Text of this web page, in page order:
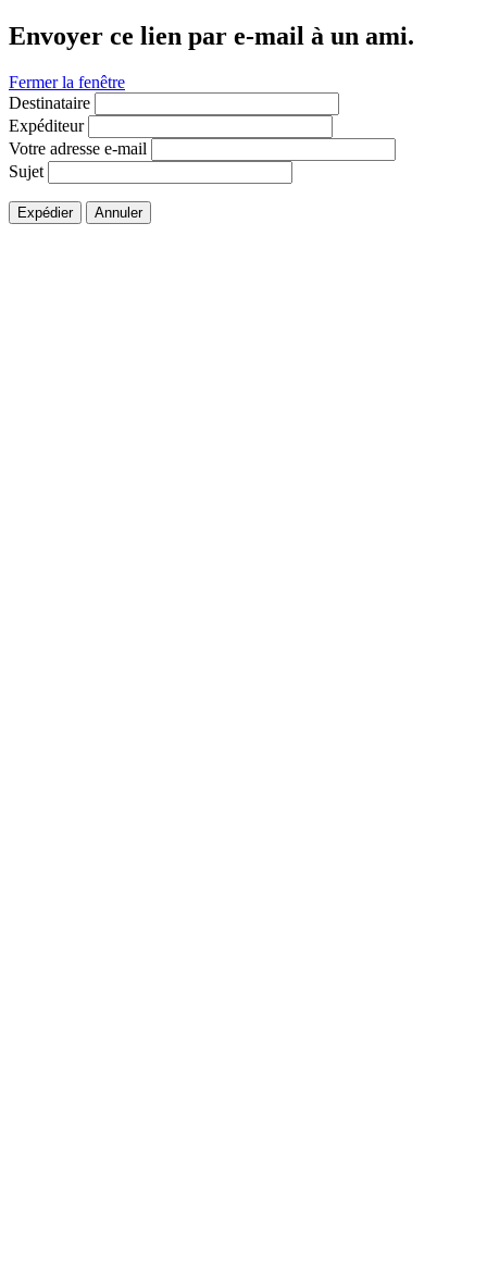
Envoyer ce lien par e-mail à un ami.
Fermer la fenêtre
Destinataire
Expéditeur
Votre adresse e-mail
Sujet
Expédier Annuler